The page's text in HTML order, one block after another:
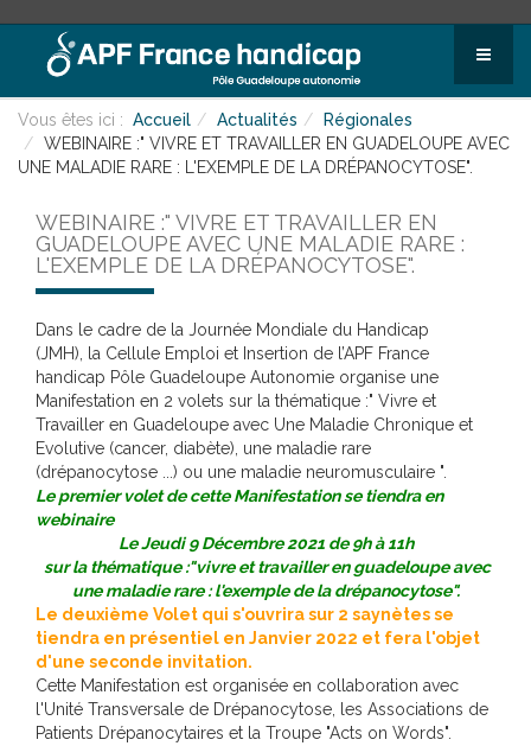
Vous êtes ici : Accueil Actualités
Régionales
WEBINAIRE :" VIVRE ET TRAVAILLER EN GUADELOUPE AVEC
UNE MALADIE RARE : L'EXEMPLE DE LA DRÉPANOCYTOSE".
WEBINAIRE :" VIVRE ET TRAVAILLER EN
GUADELOUPE AVEC UNE MALADIE RARE :
L'EXEMPLE DE LA DRÉPANOCYTOSE".
Dans le cadre de la Journée Mondiale du Handicap
(JMH), la Cellule Emploi et Insertion de l’APF France
handicap Pôle Guadeloupe Autonomie organise une
Manifestation en 2 volets sur la thématique :" Vivre et
Travailler en Guadeloupe avec Une Maladie Chronique et
Evolutive (cancer, diabète), une maladie rare
(drépanocytose ...) ou une maladie neuromusculaire ".
Le premier volet de cette Manifestation se tiendra en
webinaire
Le Jeudi 9 Décembre 2021 de 9h à 11h
sur la thématique :"vivre et travailler en guadeloupe avec
une maladie rare : l'exemple de la drépanocytose".
Le deuxième Volet qui s'ouvrira sur 2 saynètes se
tiendra en présentiel en Janvier 2022 et fera l'objet
d'une seconde invitation.
Cette Manifestation est organisée en collaboration avec
l'Unité Transversale de Drépanocytose, les Associations de
Patients Drépanocytaires et la Troupe "Acts on Words".